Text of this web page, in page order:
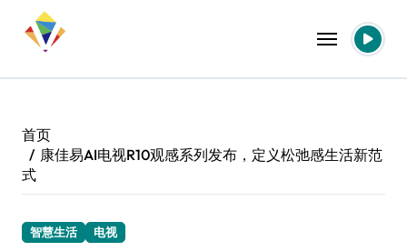
首页
康佳易AI电视R10观感系列发布，定义松弛感生活新范
式
智慧生活 电视